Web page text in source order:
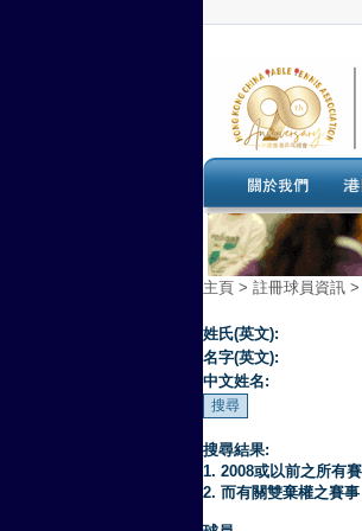
主頁 > 註冊球員資訊 >
姓氏(英文):
名字(英文):
中文姓名:
搜尋結果:
1. 2008或以前之所有
2. 而有關雙棄權之賽